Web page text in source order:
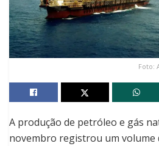
Foto:
A produção de petróleo e gás
novembro registrou um volume